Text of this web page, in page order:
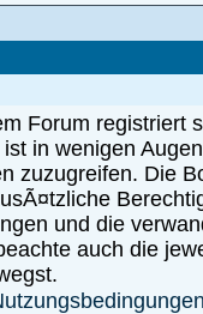
Forum registriert
in wenigen
zuzugreifen. Die
und die
auch die